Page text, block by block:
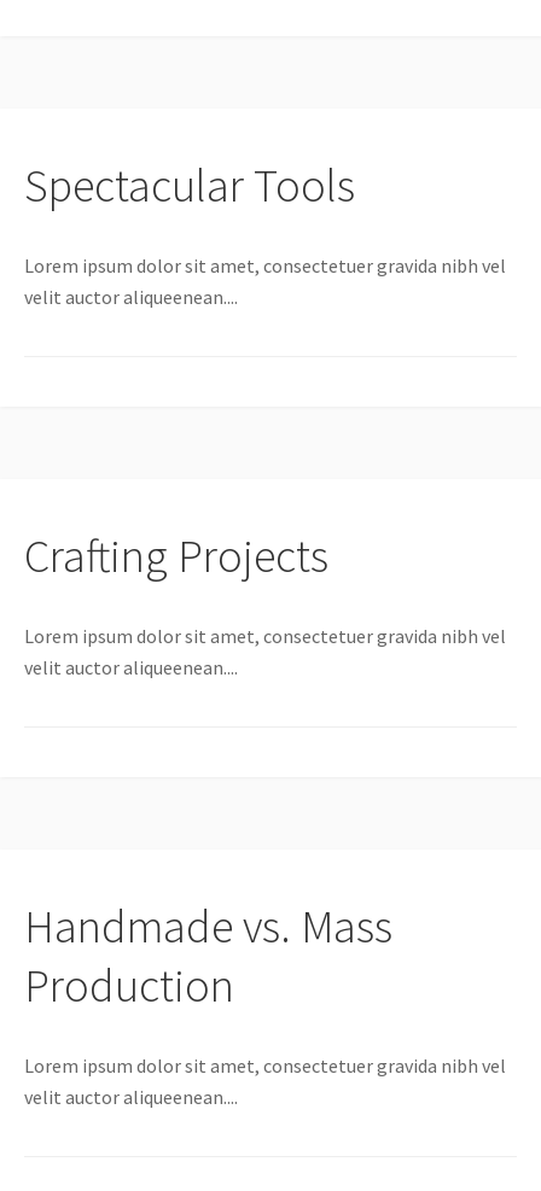
Spectacular Tools
Lorem ipsum dolor sit amet, consectetuer gravida nibh vel
velit auctor aliqueenean....
Crafting Projects
Lorem ipsum dolor sit amet, consectetuer gravida nibh vel
velit auctor aliqueenean....
Handmade vs. Mass
Production
Lorem ipsum dolor sit amet, consectetuer gravida nibh vel
velit auctor aliqueenean....